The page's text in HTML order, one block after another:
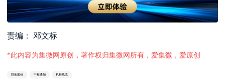
责编： 邓文标
*此内容为集微网原创，著作权归集微网所有，爱集微，爱原创
胜蓝股份 中标通知 机柜线缆